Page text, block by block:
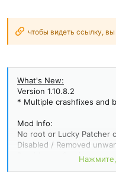
чтобы видеть ссылку,
What's New:
Version 1.10.8.2
* Multiple crashfixes and
Mod Info:
No root or Lucky Patcher
Disabled / Removed
Providers + Services;
Optimized and zipaligned